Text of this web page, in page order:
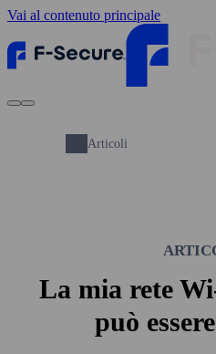
Vai al contenuto principale
Articoli
La mia rete
può